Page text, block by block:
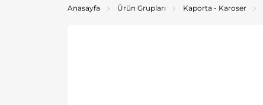
Anasayfa Ürün Grupları Kaporta - Karoser